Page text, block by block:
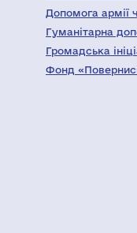
Допомога армії
Гуманітарна
Громадська
Фонд